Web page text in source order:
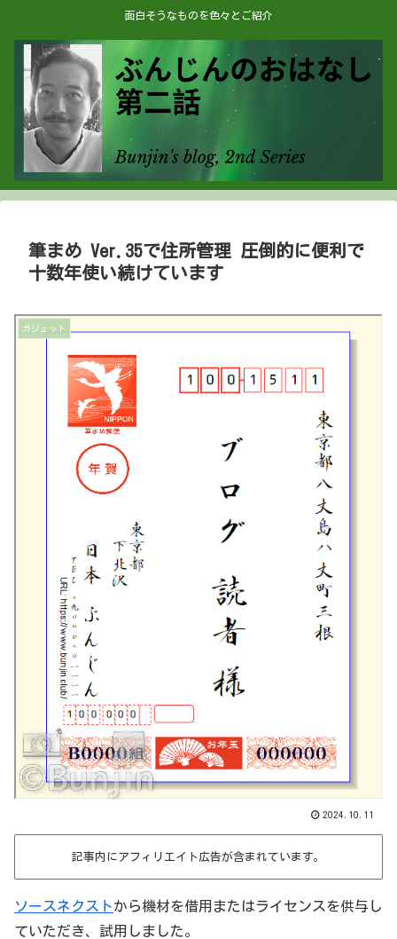
面白そうなものを色々とご紹介
筆まめ Ver.35で住所管理 圧倒的に便利で
十数年使い続けています
ガジェット
2024.10.11
記事内にアフィリエイト広告が含まれています。
ソースネクストから機材を借用またはライセンスを供与し
ていただき、試用しました。